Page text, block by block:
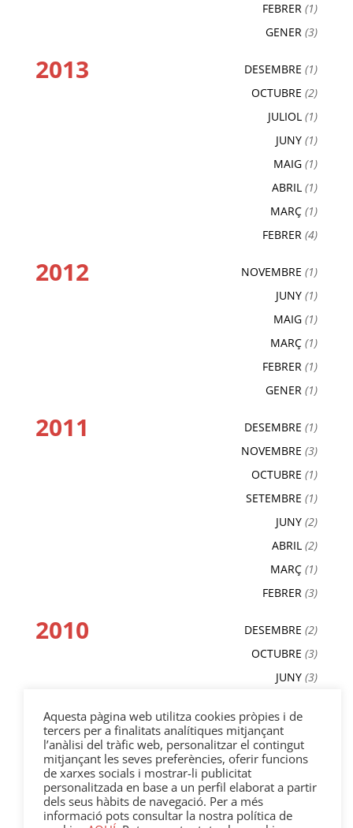
FEBRER (1)
GENER (3)
2013 DESEMBRE (1)
OCTUBRE (2)
JULIOL (1)
JUNY (1)
MAIG (1)
ABRIL (1)
MARÇ (1)
FEBRER (4)
2012 NOVEMBRE (1)
JUNY (1)
MAIG (1)
MARÇ (1)
FEBRER (1)
GENER (1)
2011 DESEMBRE (1)
NOVEMBRE (3)
OCTUBRE (1)
SETEMBRE (1)
JUNY (2)
ABRIL (2)
MARÇ (1)
FEBRER (3)
2010 DESEMBRE (2)
OCTUBRE (3)
JUNY (3)
ABRIL
MARÇ
GENER (1)
Aquesta pàgina web utilitza cookies pròpies i de
tercers per a finalitats analítiques mitjançant
l’anàlisi del tràfic web, personalitzar el contingut
mitjançant les seves preferències, oferir funcions
de xarxes socials i mostrar-li publicitat
personalitzada en base a un perfil elaborat a partir
dels seus hàbits de navegació. Per a més
informació pots consultar la nostra política de